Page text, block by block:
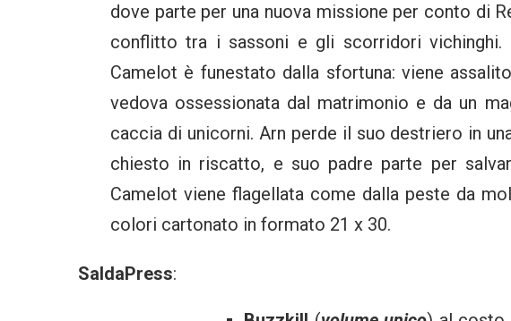
dove parte per una nuova missione per conto di
conflitto tra i sassoni e gli scorridori
Camelot è funestato dalla sfortuna: viene
vedova ossessionata dal matrimonio e da un
caccia di unicorni. Arn perde il suo destriero in
chiesto in riscatto, e suo padre parte per
Camelot viene flagellata come dalla peste da
colori cartonato in formato 21 x 30.
SaldaPress: